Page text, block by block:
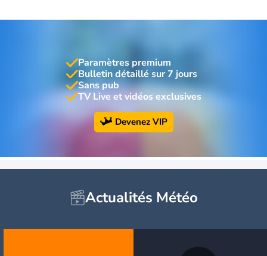
Paramètres premium
Bulletin détaillé sur 7 jours
Sans pub
TV Live et vidéos exclusives
Devenez VIP
Actualités Météo